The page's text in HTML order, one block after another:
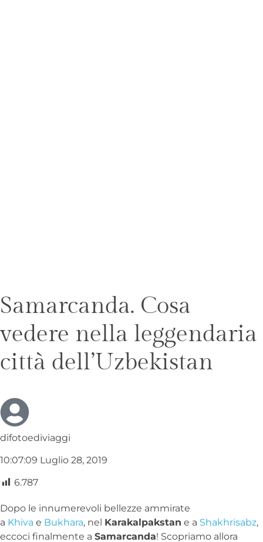
Samarcanda. Cosa
vedere nella leggendaria
città dell’Uzbekistan
difotoediviaggi
10:07:09 Luglio 28, 2019
6.787
Dopo le innumerevoli bellezze ammirate
a Khiva e Bukhara, nel Karakalpakstan e a Shakhrisabz,
eccoci finalmente a Samarcanda! Scopriamo allora